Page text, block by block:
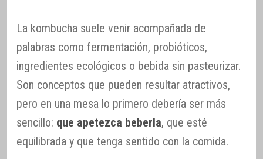
La kombucha suele venir acompañada de
palabras como fermentación, probióticos,
ingredientes ecológicos o bebida sin pasteurizar.
Son conceptos que pueden resultar atractivos,
pero en una mesa lo primero debería ser más
sencillo: que apetezca beberla, que esté
equilibrada y que tenga sentido con la comida.